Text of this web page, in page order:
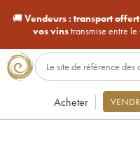
🚚Vendeurs : transport
vos vinstransmise entre
Acheter